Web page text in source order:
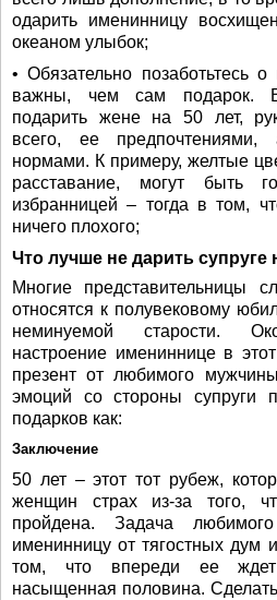
одарить именинницу
океаном улыбок;
• Обязательно позаботьтесь
важны, чем сам подарок.
подарить жене на 50 лет,
всего, ее
нормами. К примеру, желтые
расставание, могут быть
избранницей – тогда в том,
ничего плохого;
Что лучше не дарить супруге
Многие представительницы
относятся к полувековому
неминуемой старости.
настроение имениннице в
презент от любимого
эмоций со стороны супруги
подарков как:
Заключение
50 лет – этот тот рубеж,
женщин страх из-за того,
пройдена. Задача
именинницу от тягостных дум
том, что впереди ее
насыщенная половина.